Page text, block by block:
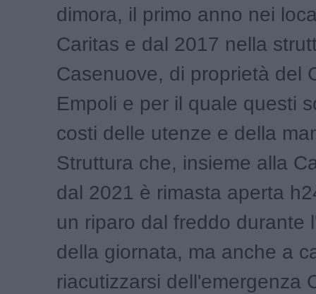
dimora, il primo anno nei
Caritas e dal 2017 nella
Casenuove, di proprietà del
Empoli e per il quale questi
costi delle utenze e della
Struttura che, insieme alla
dal 2021 è rimasta aperta
un riparo dal freddo durante
della giornata, ma anche a
riacutizzarsi dell'emergenza